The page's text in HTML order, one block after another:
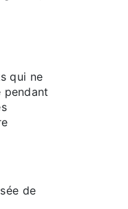
qui ne
pendant
de